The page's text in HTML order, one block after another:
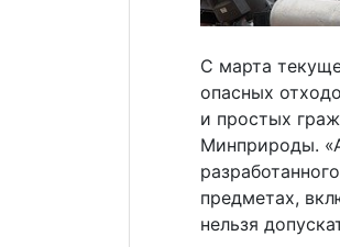
С марта
опасных
и простых
Минприроды.
предметах,
нельзя